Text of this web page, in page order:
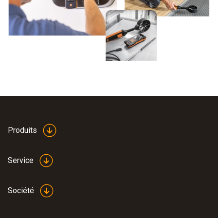
valeurs de Windchill et Beaufort, mais aussi choisir entre
l’affichage des valeurs de vitesse en kts, km/h, m/s ou
encore fpm et mph.
simplifiant encore leur utilisation.
Produits
Service
Société